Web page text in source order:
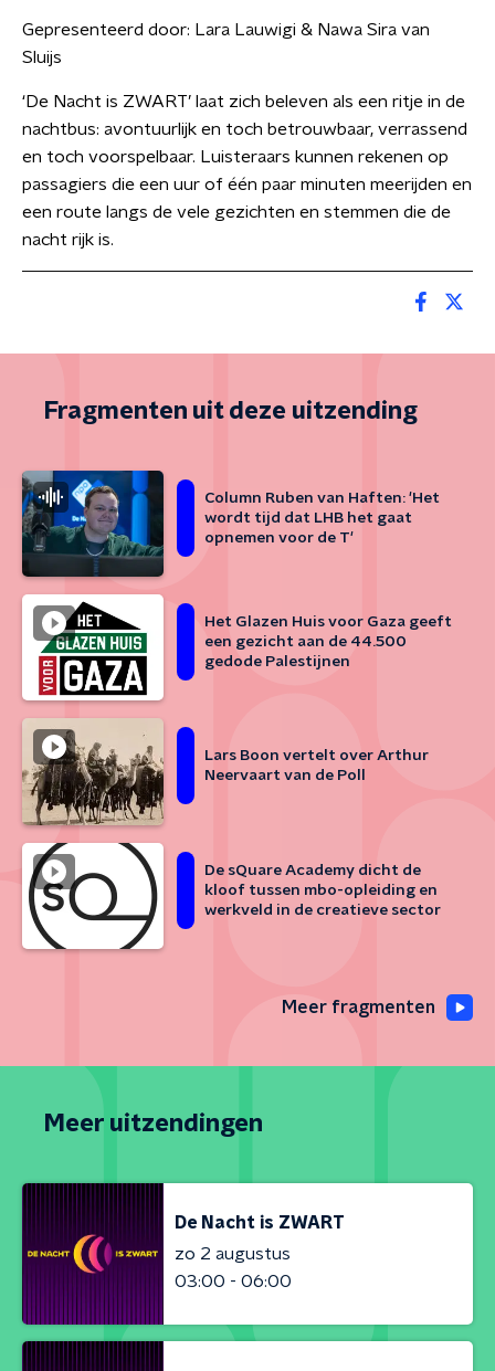
Gepresenteerd door: Lara Lauwigi & Nawa Sira van
Sluijs
‘De Nacht is ZWART’ laat zich beleven als een ritje in de
nachtbus: avontuurlijk en toch betrouwbaar, verrassend
en toch voorspelbaar. Luisteraars kunnen rekenen op
passagiers die een uur of één paar minuten meerijden en
een route langs de vele gezichten en stemmen die de
nacht rijk is.
Fragmenten uit deze uitzending
Column Ruben van Haften: 'Het
wordt tijd dat LHB het gaat
opnemen voor de T'
Het Glazen Huis voor Gaza geeft
een gezicht aan de 44.500
gedode Palestijnen
Lars Boon vertelt over Arthur
Neervaart van de Poll
De sQuare Academy dicht de
kloof tussen mbo-opleiding en
werkveld in de creatieve sector
Meer fragmenten
Meer uitzendingen
De Nacht is ZWART
zo 2 augustus
03:00 - 06:00